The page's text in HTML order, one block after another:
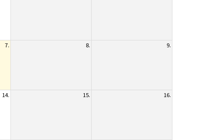
7. 8. 9.
14. 15. 16.